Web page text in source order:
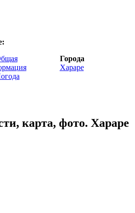
Города
Хараре
карта, фото. Хараре